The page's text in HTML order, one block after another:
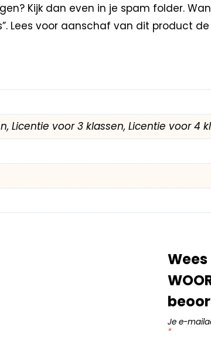
Kijk dan even in je spam folder.
Lees voor aanschaf van dit product de
Licentie voor 3 klassen, Licentie voor 4
Wees
Je e-
*